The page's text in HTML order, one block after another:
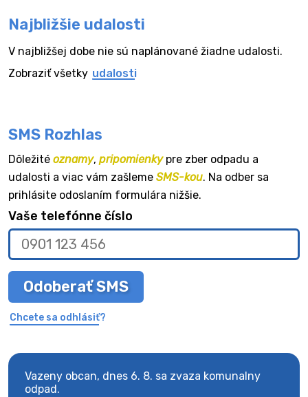
Najbližšie udalosti
V najbližšej dobe nie sú naplánované žiadne udalosti.
Zobraziť všetky udalosti
SMS Rozhlas
Dôležité oznamy, pripomienkypre zber odpadu a
udalosti a viac vám zašleme SMS-kou. Na odber sa
prihlásite odoslaním formulára nižšie.
Vaše telefónne číslo
Odoberať SMS
Chcete sa odhlásiť?
Vazeny obcan, dnes 6. 8. sa zvaza komunalny
odpad.